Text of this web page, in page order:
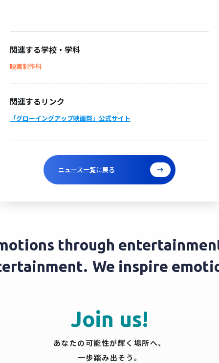
関連する学校・学科
映画制作科
関連するリンク
「グローイングアップ映画祭」公式サイト
ニュース一覧に戻る
through
We inspire
Join us!
あなたの可能性が輝く場所へ、
一歩踏み出そう。